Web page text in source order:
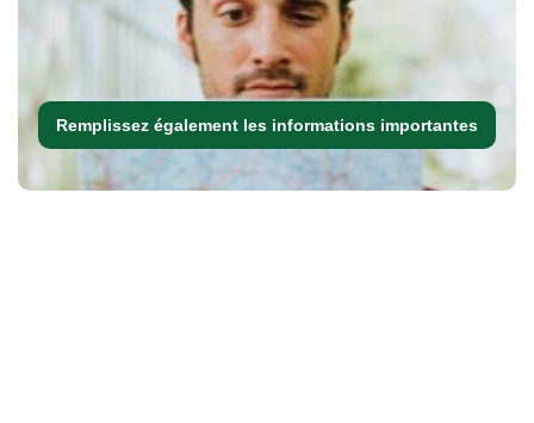
Remplissez également les informations importantes